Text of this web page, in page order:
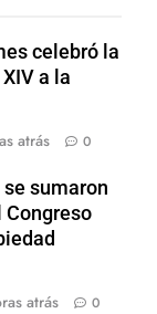
celebró la
a la
atrás 0
sumaron
Congreso
atrás 0